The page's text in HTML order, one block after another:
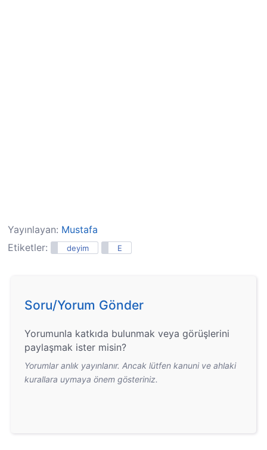
Yayınlayan: Mustafa
Etiketler:
deyim E
Soru/Yorum Gönder
Yorumunla katkıda bulunmak veya görüşlerini
paylaşmak ister misin?
Yorumlar anlık yayınlanır. Ancak lütfen kanuni ve ahlaki
kurallara uymaya önem gösteriniz.